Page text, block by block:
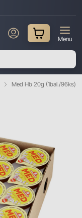
Menu
Med Hb 20g (1bal./96ks)